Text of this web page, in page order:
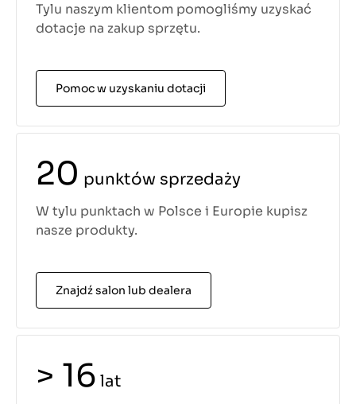
Tylu naszym klientom pomogliśmy uzyskać
dotacje na zakup sprzętu.
Pomoc w uzyskaniu dotacji
20 punktów sprzedaży
W tylu punktach w Polsce i Europie kupisz
nasze produkty.
Znajdź salon lub dealera
> 16 lat